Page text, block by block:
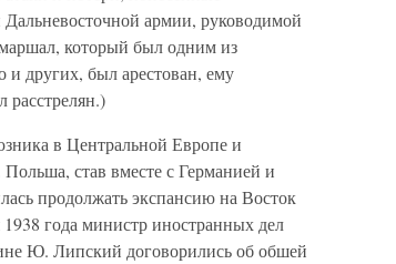
армии, руководимой
который был одним из
и других, был арестован, ему
в Центральной Европе и
став вместе с Германией и
продолжать экспансию на Восток
года министр иностранных дел
Ю. Липский договорились об обшей